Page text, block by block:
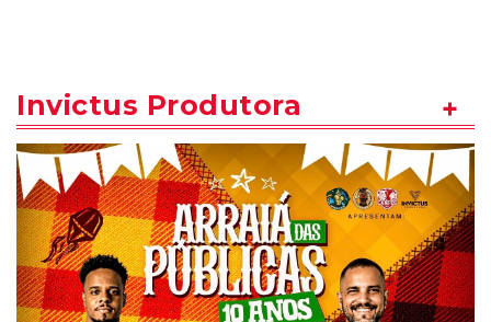
Invictus Produtora